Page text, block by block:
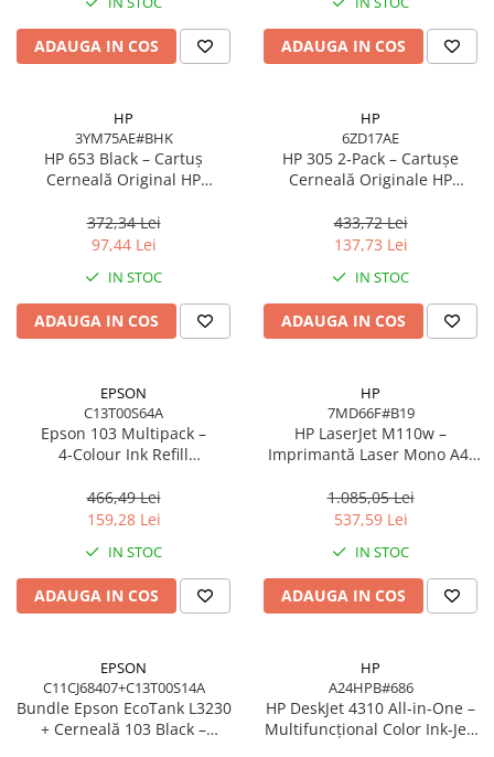
ADAUGA IN COS ADAUGA IN COS
HP
3YM75AE#BHK
HP 653 Black – Cartuș
Cerneală Original HP
pagini
372,34 Lei
97,44 Lei
IN STOC
ADAUGA IN COS
HP
6ZD17AE
HP 305 2‑Pack – Cartușe
Cerneală Originale HP
100/120 pagini
433,72 Lei
137,73 Lei
IN STOC
ADAUGA IN COS
EPSON
C13T00S64A
Epson 103 Multipack –
4‑Colour Ink Refill
EcoTank, 4500/7500 pagini
466,49 Lei
159,28 Lei
IN STOC
ADAUGA IN COS
HP
7MD66F#B19
HP LaserJet M110w –
Imprimantă Laser Mono A4,
LE
1.085,05 Lei
537,59 Lei
IN STOC
ADAUGA IN COS
EPSON
C11CJ68407+C13T00S14A
Bundle Epson EcoTank L3230
+ Cerneală 103 Black –
HP
A24HPB#686
HP DeskJet 4310 All‑in‑One –
Multifuncțional Color Ink‑Jet,